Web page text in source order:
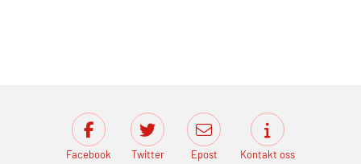
Facebook Twitter Epost Kontakt oss